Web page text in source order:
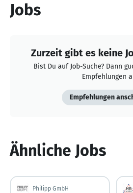
Jobs
Zurzeit gibt es keine
Bist Du auf Job-Suche? Dann
Empfehlungen
Empfehlungen
Ähnliche Jobs
Philipp GmbH